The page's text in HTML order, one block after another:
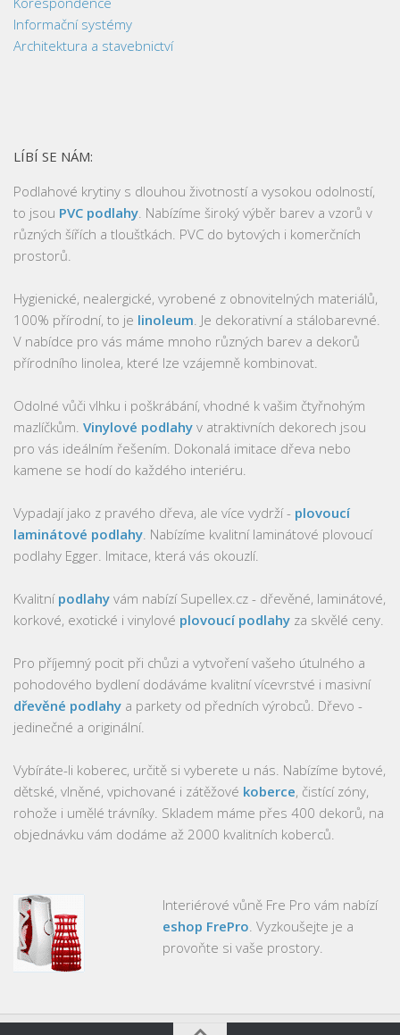
Informační systémy
Architektura a stavebnictví
LÍBÍ SE NÁM:
Podlahové krytiny s dlouhou životností a vysokou odolností,
to jsou PVC podlahy . Nabízíme široký výběr barev a vzorů v
různých šířích a tloušťkách. PVC do bytových i komerčních
prostorů.
Hygienické, nealergické, vyrobené z obnovitelných materiálů,
100% přírodní, to je linoleum . Je dekorativní a stálobarevné.
V nabídce pro vás máme mnoho různých barev a dekorů
přírodního linolea, které lze vzájemně kombinovat.
Odolné vůči vlhku i poškrábání, vhodné k vašim čtyřnohým
mazlíčkům. Vinylové podlahy v atraktivních dekorech jsou
pro vás ideálním řešením. Dokonalá imitace dřeva nebo
kamene se hodí do každého interiéru.
Vypadají jako z pravého dřeva, ale více vydrží - plovoucí
laminátové podlahy . Nabízíme kvalitní laminátové plovoucí
podlahy Egger. Imitace, která vás okouzlí.
Kvalitní podlahy vám nabízí Supellex.cz - dřevěné, laminátové,
korkové, exotické i vinylové plovoucí podlahy za skvělé ceny.
Pro příjemný pocit při chůzi a vytvoření vašeho útulného a
pohodového bydlení dodáváme kvalitní vícevrstvé i masivní
dřevěné podlahy a parkety od předních výrobců. Dřevo -
jedinečné a originální.
Vybíráte-li koberec, určitě si vyberete u nás. Nabízíme bytové,
dětské, vlněné, vpichované i zátěžové koberce, čistící zóny,
rohože i umělé trávníky. Skladem máme přes 400 dekorů, na
objednávku vám dodáme až 2000 kvalitních koberců.
Interiérové vůně Fre Pro vám nabízí
eshop FrePro . Vyzkoušejte je a
provoňte si vaše prostory.